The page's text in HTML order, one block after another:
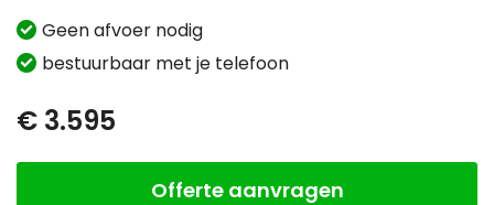
Geen afvoer nodig
bestuurbaar met je telefoon
€ 3.595
Offerte aanvragen